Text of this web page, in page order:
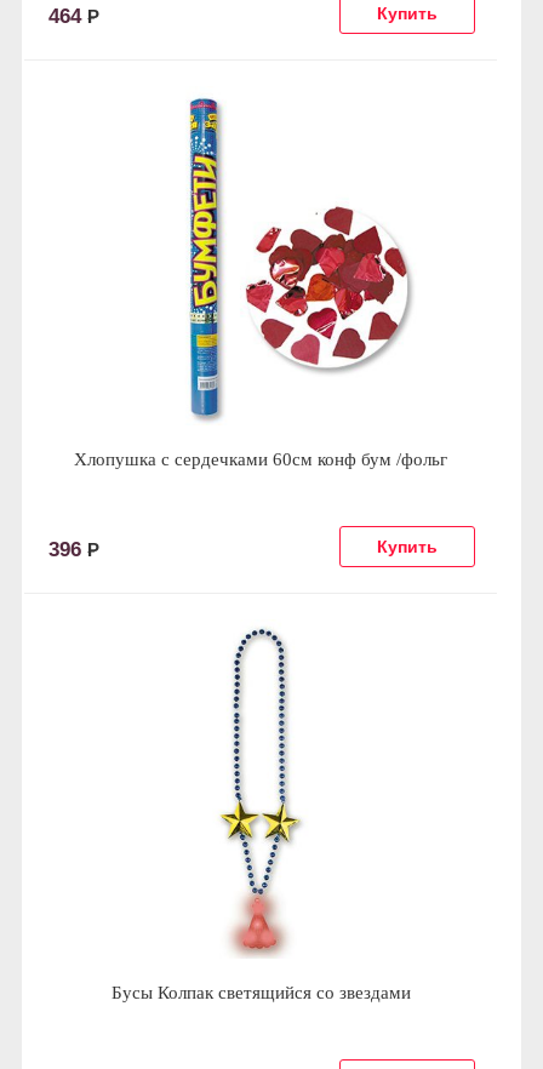
464 Р
Хлопушка с сердечками 60см конф бум /фольг
396 Р
Бусы Колпак светящийся со звездами